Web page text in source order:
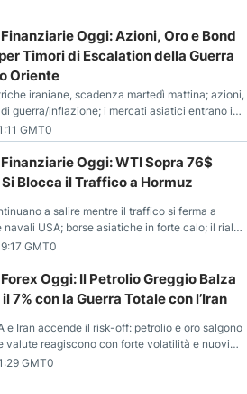
Oggi: Azioni, Oro e Bond
Timori di Escalation della Guerra
Oriente
iraniane, scadenza martedì mattina; azioni,
guerra/inflazione; i mercati asiatici entrano in
stabile.
GMT0
Oggi: WTI Sopra 76$
Blocca il Traffico a Hormuz
a salire mentre il traffico si ferma a
USA; borse asiatiche in forte calo; il rialzo
all’euro.
GMT0
Oggi: Il Petrolio Greggio Balza
7% con la Guerra Totale con l’Iran
e Iran accende il risk-off: petrolio e oro salgono
valute reagiscono con forte volatilità e nuovi
GMT0